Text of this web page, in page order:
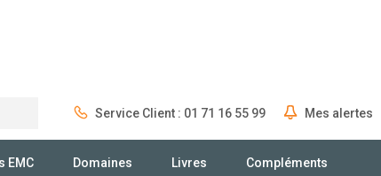
Service Client : 01 71 16 55 99 Mes alertes
EMC Domaines Livres Compléments